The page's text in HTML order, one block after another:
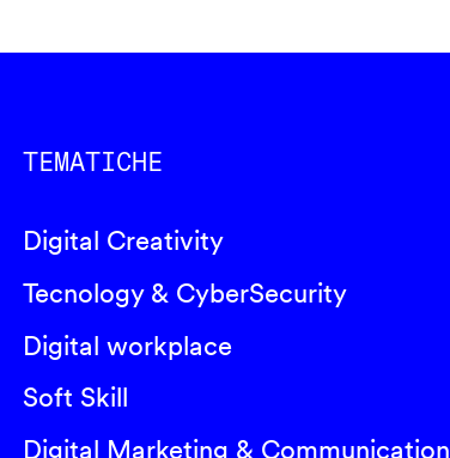
TEMATICHE
Digital Creativity
Tecnology & CyberSecurity
Digital workplace
Soft Skill
Digital Marketing & Communication